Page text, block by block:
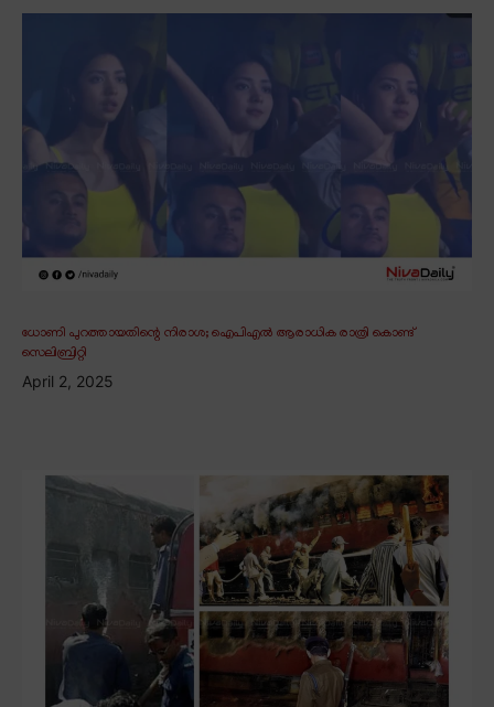
ധോണി പുറത്തായതിന്റെ നിരാശ; ഐപിഎൽ ആരാധിക രാത്രി കൊണ്ട്
സെലിബ്രിറ്റി
April 2, 2025